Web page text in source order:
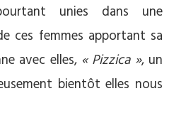
unies dans une
ces femmes apportant sa
avec elles, « Pizzica », un
bientôt elles nous